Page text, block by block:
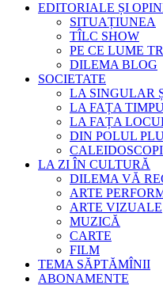
EDITORIALE ȘI
SITUAȚIUNEA
TÎLC SHOW
PE CE LUME
DILEMA BLOG
SOCIETATE
LA SINGULAR
LA FAȚA
LA FAȚA
DIN POLUL
LA ZI ÎN CULTURĂ
DILEMA VĂ
ARTE
ARTE VIZUALE
MUZICĂ
CARTE
FILM
TEMA SĂPTĂMÎNII
ABONAMENTE